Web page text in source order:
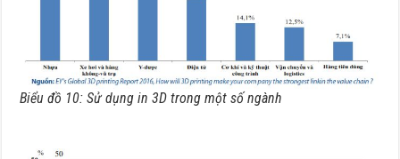
Biểu đồ 10: Sử dụng in 3D trong một số ngành